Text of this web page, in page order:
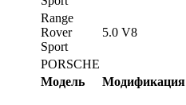
Range
Rover
Sport
5.0 V8
PORSCHE
Модель
Модификация